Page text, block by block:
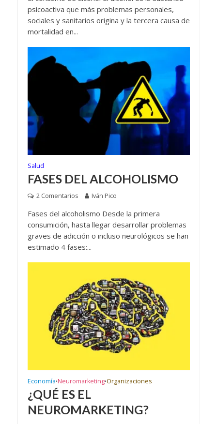
psicoactiva que más problemas personales,
sociales y sanitarios origina y la tercera causa de
mortalidad en...
Salud
FASES DEL ALCOHOLISMO
2 Comentarios Iván Pico
Fases del alcoholismo Desde la primera
consumición, hasta llegar desarrollar problemas
graves de adicción o incluso neurológicos se han
estimado 4 fases:...
Economía•Neuromarketing•Organizaciones
¿QUÉ ES EL
NEUROMARKETING?